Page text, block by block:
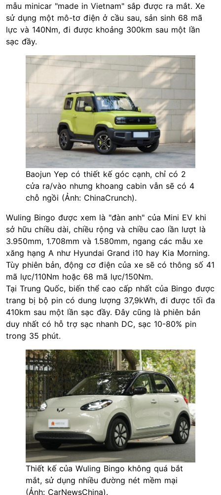
mẫu minicar "made in Vietnam" sắp được ra mắt. Xe
sử dụng một mô-tơ điện ở cầu sau, sản sinh 68 mã
lực và 140Nm, đi được khoảng 300km sau một lần
sạc đầy.
Baojun Yep có thiết kế góc cạnh, chỉ có 2
cửa ra/vào nhưng khoang cabin vẫn sẽ có 4
chỗ ngồi (Ảnh: ChinaCrunch).
Wuling Bingo được xem là "đàn anh" của Mini EV khi
sở hữu chiều dài, chiều rộng và chiều cao lần lượt là
3.950mm, 1.708mm và 1.580mm, ngang các mẫu xe
xăng hạng A như Hyundai Grand i10 hay Kia Morning.
Tùy phiên bản, động cơ điện của xe sẽ có thông số 41
mã lực/110Nm hoặc 68 mã lực/150Nm.
Tại Trung Quốc, biến thể cao cấp nhất của Bingo được
trang bị bộ pin có dung lượng 37,9kWh, đi được tối đa
410km sau một lần sạc đầy. Đây cũng là phiên bản
duy nhất có hỗ trợ sạc nhanh DC, sạc 10-80% pin
trong 35 phút.
Thiết kế của Wuling Bingo không quá bắt
mắt, sử dụng nhiều đường nét mềm mại
(Ảnh: CarNewsChina).